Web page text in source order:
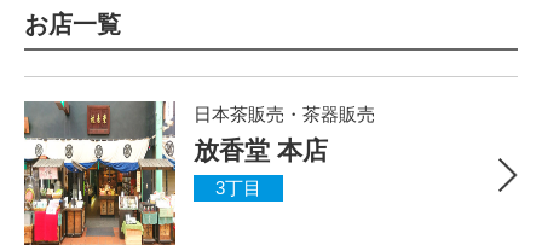
お店一覧
日本茶販売・茶器販売
放香堂 本店
3丁目